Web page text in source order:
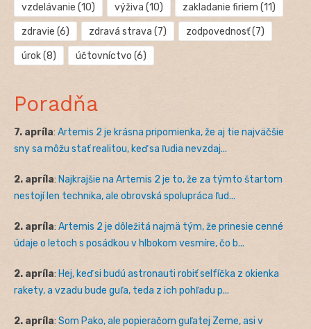
vzdelávanie (10) výživa (10) zakladanie firiem (11)
zdravie (6) zdravá strava (7) zodpovednosť(7)
úrok(8) účtovníctvo (6)
Poradňa
7. apríla: Artemis 2 je krásna pripomienka, že aj tie najväčšie
sny sa môžu stať realitou, keď sa ľudia nevzdaj...
2. apríla: Najkrajšie na Artemis 2 je to, že za týmto štartom
nestojí len technika, ale obrovská spolupráca ľud...
2. apríla: Artemis 2 je dôležitá najmä tým, že prinesie cenné
údaje o letoch s posádkou v hlbokom vesmíre, čo b...
2. apríla: Hej, keď si budú astronauti robiť selfíčka z okienka
rakety, a vzadu bude guľa, teda z ich pohľadu p...
2. apríla: Som Pako, ale popieračom guľatej Zeme, asi v